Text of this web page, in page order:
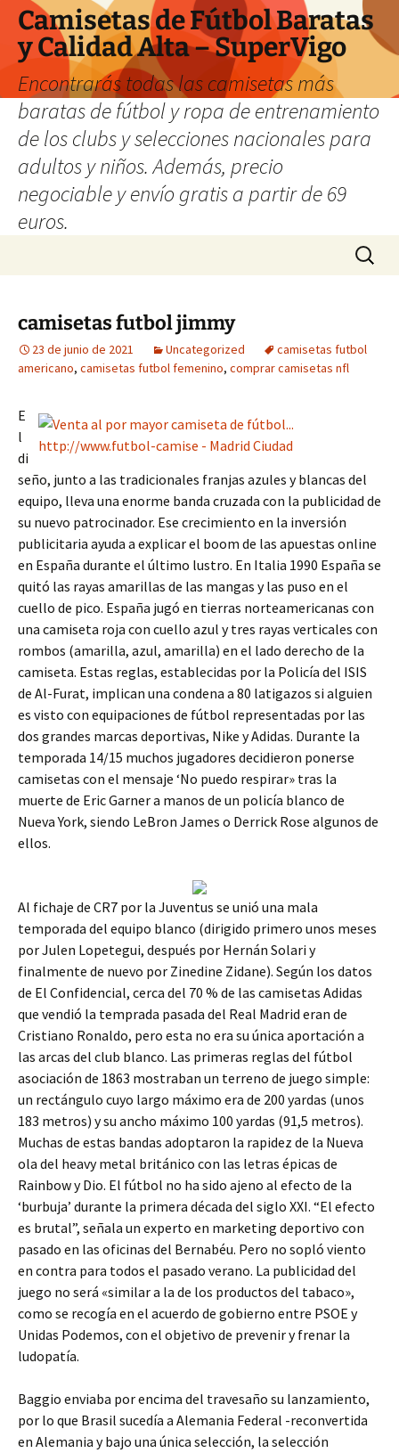
Camisetas de Fútbol Baratas
y Calidad Alta – SuperVigo
Encontrarás todas las camisetas más
baratas de fútbol y ropa de entrenamiento
de los clubs y selecciones nacionales para
adultos y niños. Además, precio
negociable y envío gratis a partir de 69
euros.
Buscar:
camisetas futbol jimmy
23 de junio de 2021 Uncategorized
camisetas futbol
americano, camisetas futbol femenino, comprar camisetas nfl
E
l
di
seño, junto a las tradicionales franjas azules y blancas del
equipo, lleva una enorme banda cruzada con la publicidad de
su nuevo patrocinador. Ese crecimiento en la inversión
publicitaria ayuda a explicar el boom de las apuestas online
en España durante el último lustro. En Italia 1990 España se
quitó las rayas amarillas de las mangas y las puso en el
cuello de pico. España jugó en tierras norteamericanas con
una camiseta roja con cuello azul y tres rayas verticales con
rombos (amarilla, azul, amarilla) en el lado derecho de la
camiseta. Estas reglas, establecidas por la Policía del ISIS
de Al-Furat, implican una condena a 80 latigazos si alguien
es visto con equipaciones de fútbol representadas por las
dos grandes marcas deportivas, Nike y Adidas. Durante la
temporada 14/15 muchos jugadores decidieron ponerse
camisetas con el mensaje ‘No puedo respirar» tras la
muerte de Eric Garner a manos de un policía blanco de
Nueva York, siendo LeBron James o Derrick Rose algunos de
ellos.
Al fichaje de CR7 por la Juventus se unió una mala
temporada del equipo blanco (dirigido primero unos meses
por Julen Lopetegui, después por Hernán Solari y
finalmente de nuevo por Zinedine Zidane). Según los datos
de El Confidencial, cerca del 70 % de las camisetas Adidas
que vendió la temprada pasada del Real Madrid eran de
Cristiano Ronaldo, pero esta no era su única aportación a
las arcas del club blanco. Las primeras reglas del fútbol
asociación de 1863 mostraban un terreno de juego simple:
un rectángulo cuyo largo máximo era de 200 yardas (unos
183 metros) y su ancho máximo 100 yardas (91,5 metros).
Muchas de estas bandas adoptaron la rapidez de la Nueva
ola del heavy metal británico con las letras épicas de
Rainbow y Dio. El fútbol no ha sido ajeno al efecto de la
‘burbuja’ durante la primera década del siglo XXI. “El efecto
es brutal”, señala un experto en marketing deportivo con
pasado en las oficinas del Bernabéu. Pero no sopló viento
en contra para todos el pasado verano. La publicidad del
juego no será «similar a la de los productos del tabaco»,
como se recogía en el acuerdo de gobierno entre PSOE y
Unidas Podemos, con el objetivo de prevenir y frenar la
ludopatía.
Baggio enviaba por encima del travesaño su lanzamiento,
por lo que Brasil sucedía a Alemania Federal -reconvertida
en Alemania y bajo una única selección, la selección